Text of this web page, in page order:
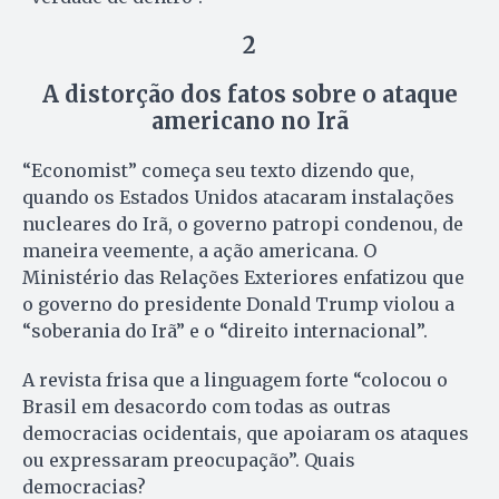
2
A distorção dos fatos sobre o ataque
americano no Irã
“Economist” começa seu texto dizendo que,
quando os Estados Unidos atacaram instalações
nucleares do Irã, o governo patropi condenou, de
maneira veemente, a ação americana. O
Ministério das Relações Exteriores enfatizou que
o governo do presidente Donald Trump violou a
“soberania do Irã” e o “direito internacional”.
A revista frisa que a linguagem forte “colocou o
Brasil em desacordo com todas as outras
democracias ocidentais, que apoiaram os ataques
ou expressaram preocupação”. Quais
democracias?